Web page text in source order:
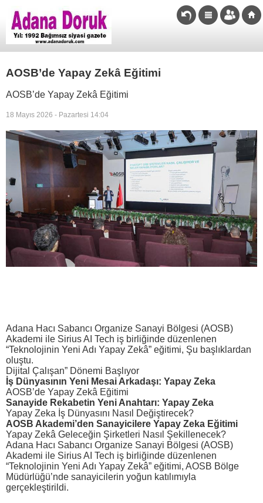
AOSB’de Yapay Zekâ Eğitimi
AOSB’de Yapay Zekâ Eğitimi
18 Mayıs 2026 - Pazartesi 14:04
Adana Hacı Sabancı Organize Sanayi Bölgesi (AOSB)
Akademi ile Sirius AI Tech iş birliğinde düzenlenen
“Teknolojinin Yeni Adı Yapay Zekâ” eğitimi, Şu başlıklardan
oluştu.
Dijital Çalışan” Dönemi Başlıyor
İş Dünyasının Yeni Mesai Arkadaşı: Yapay Zeka
AOSB’de Yapay Zekâ Eğitimi
Sanayide Rekabetin Yeni Anahtarı: Yapay Zeka
Yapay Zeka İş Dünyasını Nasıl Değiştirecek?
AOSB Akademi’den Sanayicilere Yapay Zeka Eğitimi
Yapay Zekâ Geleceğin Şirketleri Nasıl Şekillenecek?
Adana Hacı Sabancı Organize Sanayi Bölgesi (AOSB)
Akademi ile Sirius AI Tech iş birliğinde düzenlenen
“Teknolojinin Yeni Adı Yapay Zekâ” eğitimi, AOSB Bölge
Müdürlüğü’nde sanayicilerin yoğun katılımıyla
gerçekleştirildi.